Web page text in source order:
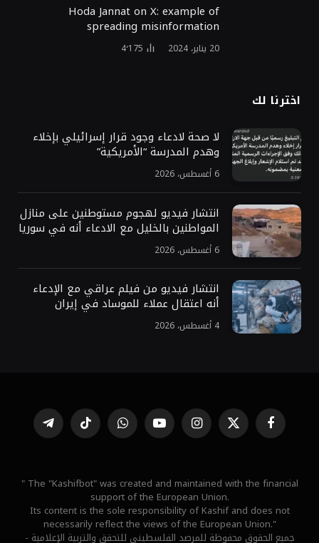
Hoda Jannat on X: example of
spreading misinformation
20 يناير، 2024 4٬175
اخترنا لك
لا صحة لادعاء وجود قرار إسرائيلي بإخلاء
وهدم المدرسة “الأمريكية”
6 أغسطس، 2026
انتشار فيديو لهجوم مستوطنين على منازل
المواطنين بالخليل مع الادعاء أنه في سوريا
6 أغسطس، 2026
انتشار فيديو من فيلم عراقي مع الإدعاء
أنه اعتقال عملاء للموساد في إيران
4 أغسطس، 2026
فيسبوك X
(Twitter)
الانستغراميوتيوب واتساب تيكتوك تيلقرام
" The "Kashifbot" was created and maintained with the financial
support of the European Union.
Its content is the sole responsibility of Kashif and does not
necessarily reflect the views of the European Union."
جميع الحقوق محفوظة للمرصد الفلسطيني للتحقق والتربية الإعلامية -